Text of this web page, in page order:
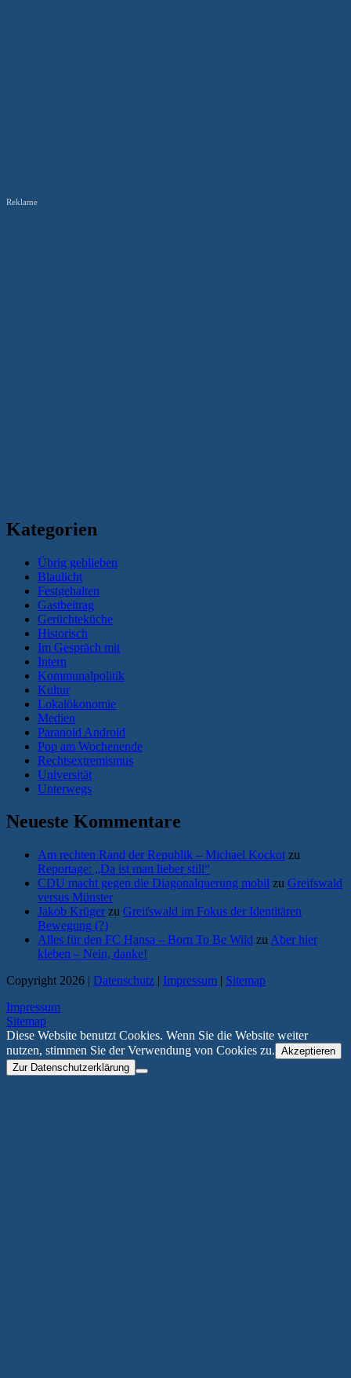
Reklame
Kategorien
Übrig geblieben
Blaulicht
Festgehalten
Gastbeitrag
Gerüchteküche
Historisch
Im Gespräch mit
Intern
Kommunalpolitik
Kultur
Lokalökonomie
Medien
Paranoid Android
Pop am Wochenende
Rechtsextremismus
Universität
Unterwegs
Neueste Kommentare
Am rechten Rand der Republik – Michael Kockot zu
Reportage: „Da ist man lieber still“
CDU macht gegen die Diagonalquerung mobil zu Greifswald
versus Münster
Jakob Krüger zu Greifswald im Fokus der Identitären
Bewegung (?)
Alles für den FC Hansa – Born To Be Wild zu Aber hier
kleben – Nein, danke!
Copyright 2026 | Datenschutz | Impressum | Sitemap
Impressum
Sitemap
Diese Website benutzt Cookies. Wenn Sie die Website weiter
nutzen, stimmen Sie der Verwendung von Cookies zu. Akzeptieren
Zur Datenschutzerklärung